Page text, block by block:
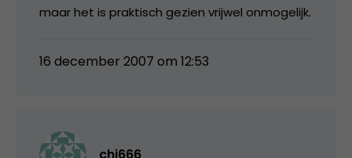
maar het is praktisch gezien vrijwel onmogelijk.
16 december 2007 om 12:53
chi666